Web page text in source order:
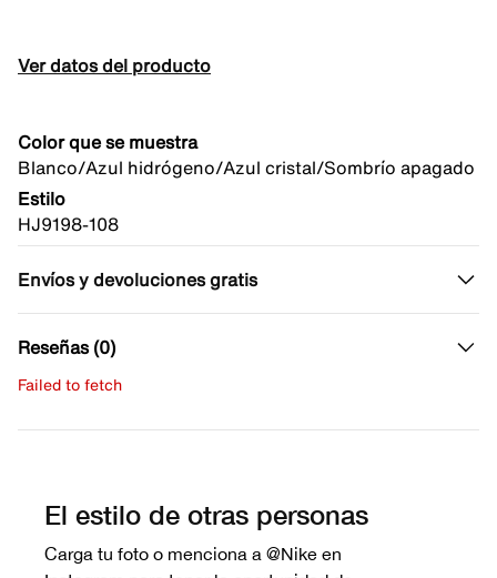
Ver datos del producto
Color que se muestra
Blanco/Azul hidrógeno/Azul cristal/Sombrío apagado
Estilo
HJ9198-108
Envíos y devoluciones gratis
Reseñas (0)
Failed to fetch